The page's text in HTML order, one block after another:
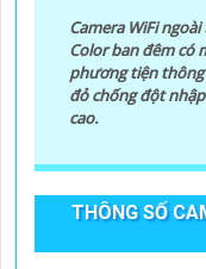
Camera WiFi
Color ban đêm có
phương tiện thông
đỏ chống đột
cao.
THÔNG SỐ